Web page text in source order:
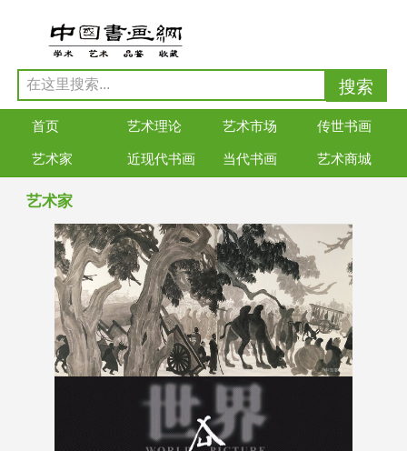
首页 艺术理论 艺术市场 传世书画
艺术家 近现代书画 当代书画 艺术商城
艺术家